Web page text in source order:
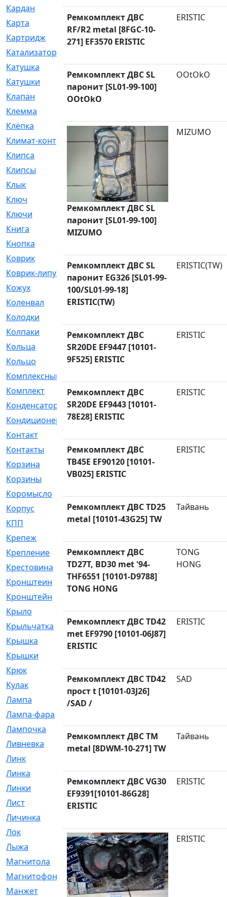
Кардан
[131]
Карта
[2]
Картридж
[250]
Катализатор
Катушка
[2]
Катушки
Клапан
[375]
Клемма
Клёпка
[2]
Климат-контроль
[3]
Клипса
[21]
Клипсы
[321]
Клык
[4]
Ключ
[2]
Ключи
[3]
Книга
[293]
Кнопка
Коврик
[1]
Коврик-липучка
[2]
Кожух
[4]
Коленвал
[38]
Колодки
Колпаки
[5]
Кольца
[1164]
Кольцо
[272]
Комплексный
Комплект
[196]
Конденсатор
[1]
Кондиционер
[2]
Контакт
Контакты
[4]
Корзина
[1]
Корзины
[159]
Коромысло
[6]
Корпус
[41]
КПП
[70]
Крепеж
Крепление
[23]
Крестовина
[309]
Кронштеин
[1]
Кронштейн
Крыло
[285]
Крыльчатка
[17]
Крышка
[151]
Крышки
Крюк
[1]
Кулак
[9]
Лампа
[128]
Лампа-фара
Лампочка
[209]
Ливневка
[66]
Линк
Линка
[64]
Линки
[913]
Лист
[144]
Личинка
Лок
[1]
Лыжа
[23]
Магнитола
[11]
Магнитофон
[1]
Манжет
[194]
Ремкомплект ДВС
RF/R2 metal [8FGC-10-
271] EF3570 ERISTIC
ERISTIC
Ремкомплект ДВС SL
паронит [SL01-99-100]
OOtOkO
OOtOkO
Ремкомплект ДВС SL
паронит [SL01-99-100]
MIZUMO
MIZUMO
Ремкомплект ДВС SL
паронит EG326 [SL01-99-
100/SL01-99-18]
ERISTIC(TW)
ERISTIC(TW)
Ремкомплект ДВС
SR20DE EF9447 [10101-
9F525] ERISTIC
ERISTIC
Ремкомплект ДВС
SR20DE EF9443 [10101-
78E28] ERISTIC
ERISTIC
Ремкомплект ДВС
TB45E EF90120 [10101-
VB025] ERISTIC
ERISTIC
Ремкомплект ДВС TD25
metal [10101-43G25] TW
Тайвань
Ремкомплект ДВС
TD27T, BD30 met '94-
THF6551 [10101-D9788]
TONG HONG
TONG
HONG
Ремкомплект ДВС TD42
met EF9790 [10101-06J87]
ERISTIC
ERISTIC
Ремкомплект ДВС TD42
прост t [10101-03J26]
/SAD /
SAD
Ремкомплект ДВС TM
metal [8DWM-10-271] TW
Тайвань
Ремкомплект ДВС VG30
EF9391[10101-86G28]
ERISTIC
ERISTIC
ERISTIC